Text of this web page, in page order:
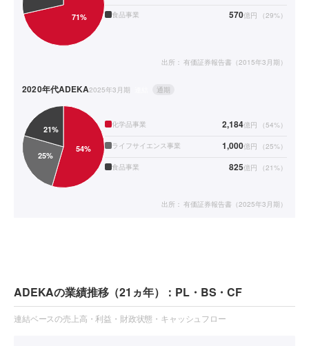
食品事業 570億円 （29%）
出所： 有価証券報告書（2015年3月期）
2020年代ADEKA2025年3月期 通期
化学品事業 2,184億円 （54%）
ライフサイエンス事業 1,000億円 （25%）
食品事業 825億円 （21%）
出所： 有価証券報告書（2025年3月期）
ADEKAの業績推移（21ヵ年）：PL・BS・CF
連結ベースの売上高・利益・財政状態・キャッシュフロー